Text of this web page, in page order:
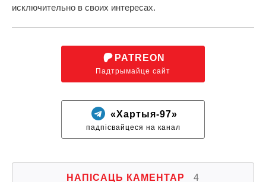
исключительно в своих интересах.
PATREON
Падтрымайце сайт
«Хартыя-97»
падпісвайцеся на канал
НАПІСАЦЬ КАМЕНТАР 4